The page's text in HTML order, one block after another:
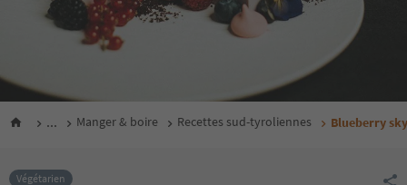
... Manger & boire Recettes sud-tyroliennes Blueberry
Végétarien